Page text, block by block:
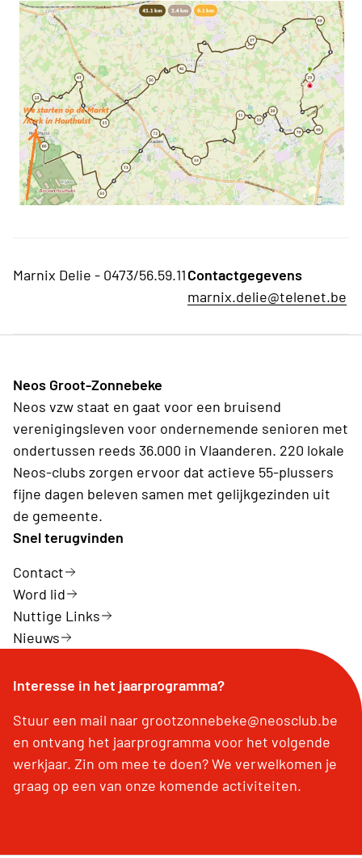
Marnix Delie - 0473/56.59.11Contactgegevens
marnix.delie@telenet.be
Neos Groot-Zonnebeke
Neos vzw staat en gaat voor een bruisend
verenigingsleven voor ondernemende senioren met
ondertussen reeds 36.000 in Vlaanderen. 220 lokale
Neos-clubs zorgen ervoor dat actieve 55-plussers
fijne dagen beleven samen met gelijkgezinden uit
de gemeente.
Snel terugvinden
Contact
Word lid
Nuttige Links
Nieuws
Interesse in het jaarprogramma?
Stuur een mail naar grootzonnebeke@neosclub.be
en ontvang het jaarprogramma voor het volgende
werkjaar. Zin om mee te doen? We verwelkomen je
graag op een van onze komende activiteiten.